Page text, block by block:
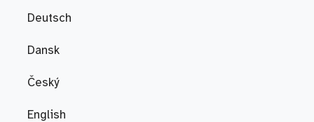
Deutsch
Dansk
Český
English